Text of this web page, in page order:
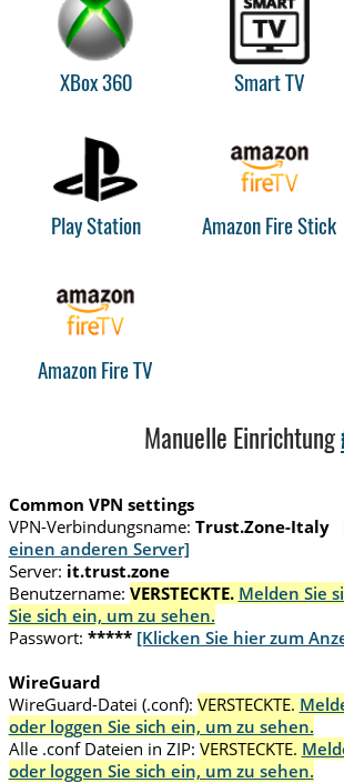
XBox 360 Smart TV
Play Station Amazon Fire Stick
Amazon Fire TV
Manuelle Einrichtung
Common VPN settings
VPN-Verbindungsname: Trust.Zone-Italy
einen anderen Server]
Server: it.trust.zone
Benutzername: VERSTECKTE. Melden Sie
Sie sich ein, um zu sehen.
Passwort: ***** [Klicken Sie hier zum
WireGuard
WireGuard-Datei (.conf): VERSTECKTE.
oder loggen Sie sich ein, um zu sehen.
Alle .conf Dateien in ZIP: VERSTECKTE.
oder loggen Sie sich ein, um zu sehen.